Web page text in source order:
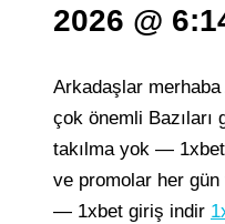
2026 @
Arkadaşlar
çok önemli
takılma yok —
ve promolar her
— 1xbet giriş indir